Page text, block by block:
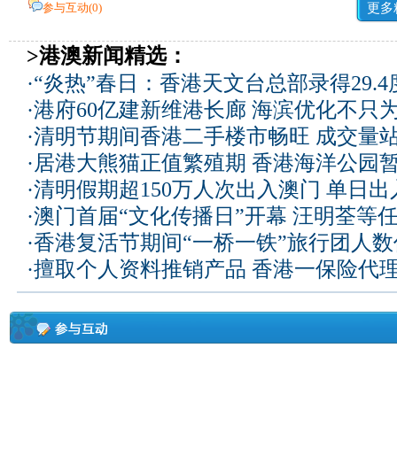
参与互动(0) 更多
>港澳新闻精选：
·“炎热”春日：香港天文台总部录得29.4
·港府60亿建新维港长廊 海滨优化不只
·清明节期间香港二手楼市畅旺 成交量
·居港大熊猫正值繁殖期 香港海洋公园
·清明假期超150万人次出入澳门 单日
·澳门首届“文化传播日”开幕 汪明荃等
·香港复活节期间“一桥一铁”旅行团人
·擅取个人资料推销产品 香港一保险代